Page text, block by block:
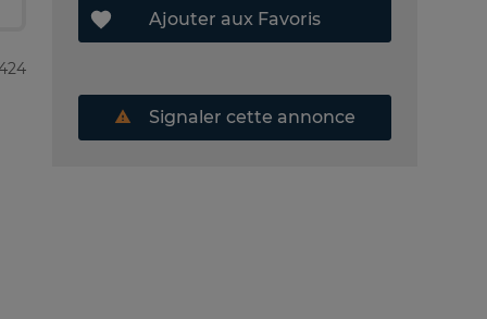
Ajouter aux Favoris
Signaler cette annonce